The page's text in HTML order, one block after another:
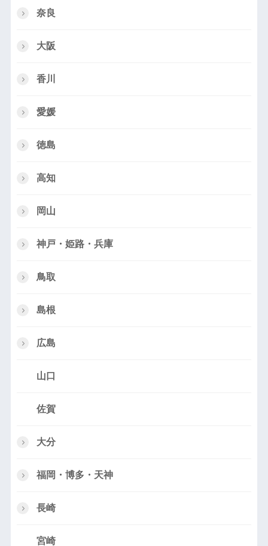
奈良
大阪
香川
愛媛
徳島
高知
岡山
神戸・姫路・兵庫
鳥取
島根
広島
山口
佐賀
大分
福岡・博多・天神
長崎
宮崎